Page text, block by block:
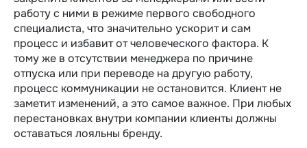
работу с ними в режиме первого свободного
специалиста, что значительно ускорит и сам
процесс и избавит от человеческого фактора. К
тому же в отсутствии менеджера по причине
отпуска или при переводе на другую работу,
процесс коммуникации не остановится. Клиент не
заметит изменений, а это самое важное. При любых
перестановках внутри компании клиенты должны
оставаться лояльны бренду.